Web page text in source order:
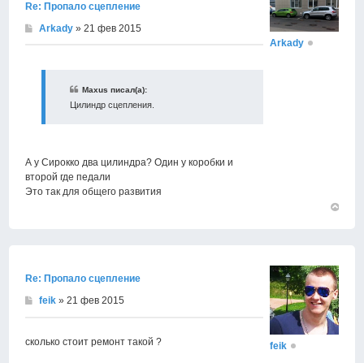
Re: Пропало сцепление
Arkady » 21 фев 2015
Maxus писал(а):
Цилиндр сцепления.
А у Сирокко два цилиндра? Один у коробки и
второй где педали
Это так для общего развития
Arkady
Re: Пропало сцепление
feik » 21 фев 2015
сколько стоит ремонт такой ? feik